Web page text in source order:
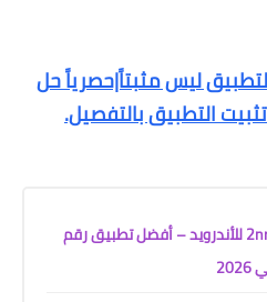
ليس مثبتاً|حصرياً حل
التطبيق بالتفصيل.
تحميل تطبيق 2nr Premium للأندرويد – أفضل تطبيق رقم